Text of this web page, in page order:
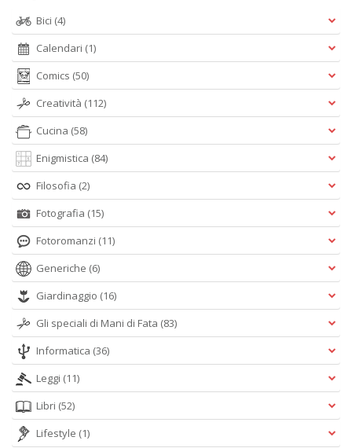
Bici (4)
Calendari (1)
Comics (50)
Creatività (112)
Cucina (58)
Enigmistica (84)
Filosofia (2)
Fotografia (15)
Fotoromanzi (11)
Generiche (6)
Giardinaggio (16)
Gli speciali di Mani di Fata (83)
Informatica (36)
Leggi (11)
Libri (52)
Lifestyle (1)